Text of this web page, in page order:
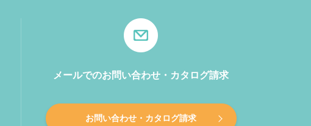
メールでのお問い合わせ・カタログ請求
お問い合わせ・カタログ請求